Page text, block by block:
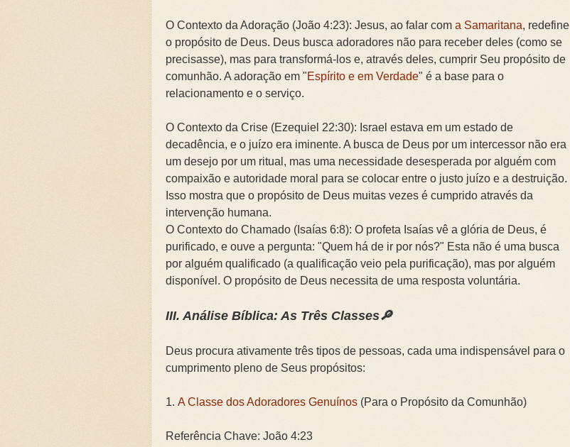
O Contexto da Adoração (João 4:23): Jesus, ao falar com a Samaritana, redefine
o propósito de Deus. Deus busca adoradores não para receber deles (como se
precisasse), mas para transformá-los e, através deles, cumprir Seu propósito de
comunhão. A adoração em "Espírito e em Verdade" é a base para o
relacionamento e o serviço.
O Contexto da Crise (Ezequiel 22:30): Israel estava em um estado de
decadência, e o juízo era iminente. A busca de Deus por um intercessor não era
um desejo por um ritual, mas uma necessidade desesperada por alguém com
compaixão e autoridade moral para se colocar entre o justo juízo e a destruição.
Isso mostra que o propósito de Deus muitas vezes é cumprido através da
intervenção humana.
O Contexto do Chamado (Isaías 6:8): O profeta Isaías vê a glória de Deus, é
purificado, e ouve a pergunta: "Quem há de ir por nós?" Esta não é uma busca
por alguém qualificado (a qualificação veio pela purificação), mas por alguém
disponível. O propósito de Deus necessita de uma resposta voluntária.
III. Análise Bíblica: As Três Classes🔎
Deus procura ativamente três tipos de pessoas, cada uma indispensável para o
cumprimento pleno de Seus propósitos:
1. A Classe dos Adoradores Genuínos (Para o Propósito da Comunhão)
Referência Chave: João 4:23